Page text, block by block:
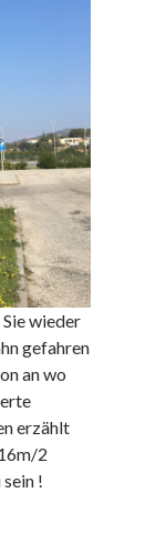
wieder
gefahren
an wo
erzählt
2
!